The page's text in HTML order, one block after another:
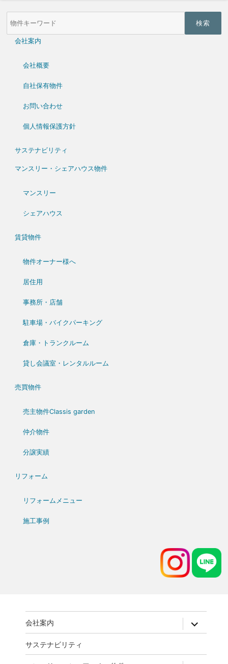
物
件
会社案内
会社概要
自社保有物件
お問い合わせ
個人情報保護方針
サステナビリティ
マンスリー・シェアハウス物件
マンスリー
シェアハウス
賃貸物件
物件オーナー様へ
居住用
事務所・店舗
駐車場・バイクパーキング
倉庫・トランクルーム
貸し会議室・レンタルルーム
売買物件
売主物件Classis garden
仲介物件
分譲実績
リフォーム
リフォームメニュー
施工事例
会社案内 expand
child
menu
サステナビリティ